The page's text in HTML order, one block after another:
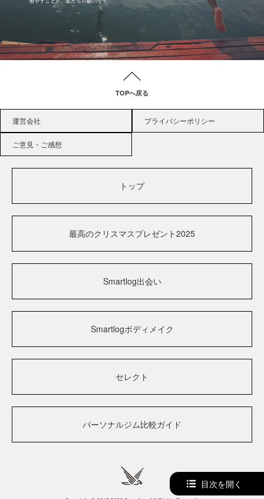
TOPへ戻る
運営会社 プライバシーポリシー
ご意見・ご感想
トップ
最高のクリスマスプレゼント2025
Smartlog出会い
Smartlogボディメイク
セレクト
パーソナルジム比較ガイド
目次を開く